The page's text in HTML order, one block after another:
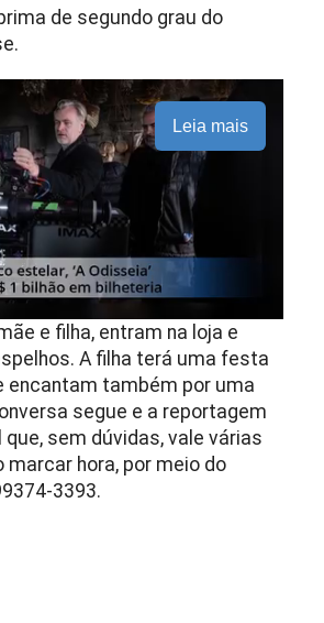
de segundo grau do
Leia mais
e filha, entram na loja e
A filha terá uma festa
encantam também por uma
segue e a reportagem
sem dúvidas, vale várias
marcar hora, por meio do
3393.